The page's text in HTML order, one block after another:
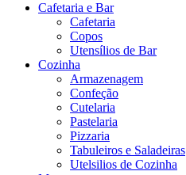
Cafetaria e Bar
Cafetaria
Copos
Utensílios de Bar
Cozinha
Armazenagem
Confeção
Cutelaria
Pastelaria
Pizzaria
Tabuleiros e Saladeiras
Utelsilios de Cozinha